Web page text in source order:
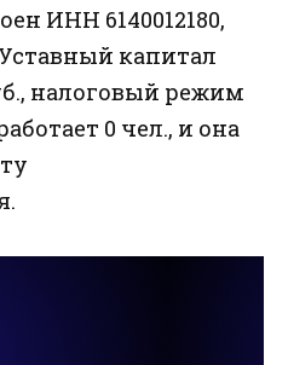
ИНН 6140012180,
Уставный капитал
налоговый режим
0 чел., и она